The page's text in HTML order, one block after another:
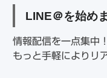
LINE＠を始め
情報配信を一点集中
もっと手軽によりリ